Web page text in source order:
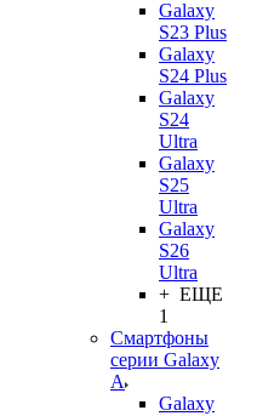
Galaxy
S23 Plus
Galaxy
S24 Plus
Galaxy
S24
Ultra
Galaxy
S25
Ultra
Galaxy
S26
Ultra
+ ЕЩЕ
1
Смартфоны
серии Galaxy
A
Galaxy